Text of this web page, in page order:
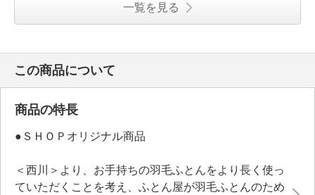
一覧を見る
この商品について
商品の特長
●ＳＨＯＰオリジナル商品
＜西川＞より、お手持ちの羽毛ふとんをより長く使っ
ていただくことを考え、ふとん屋が羽毛ふとんのため